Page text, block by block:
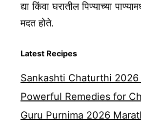
द्या किंवा घरातील पिण्याच्या
मदत होते.
Latest Recipes
Sankashti Chaturthi
Powerful Remedies for
Guru Purnima 2026